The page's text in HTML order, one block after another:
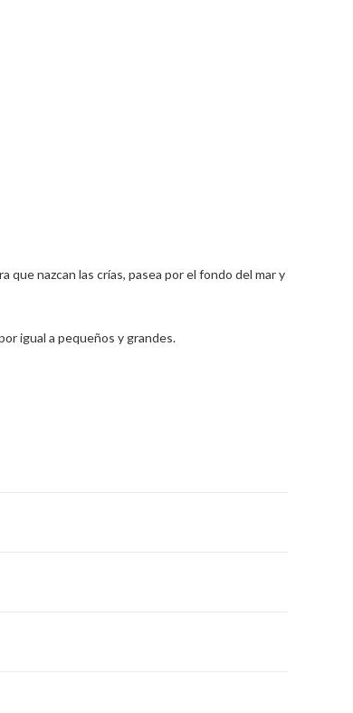
que nazcan las crías, pasea por el fondo del mar y
igual a pequeños y grandes.